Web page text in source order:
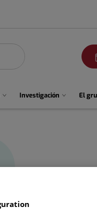
Investigación El